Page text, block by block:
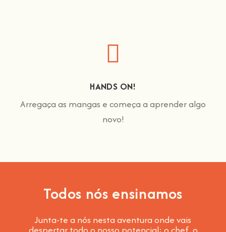
HANDS ON!
Arregaça as mangas e começa a aprender algo
novo!
Todos nós ensinamos
Junta-te a nós nesta aventura onde vais